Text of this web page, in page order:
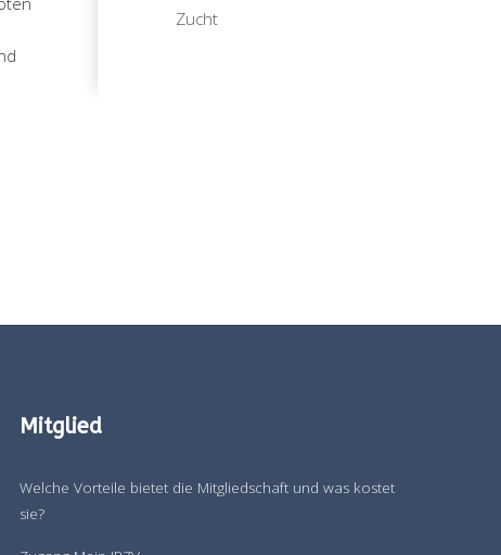
Zucht
Mitglied
Welche Vorteile bietet die Mitgliedschaft und was kostet
sie?